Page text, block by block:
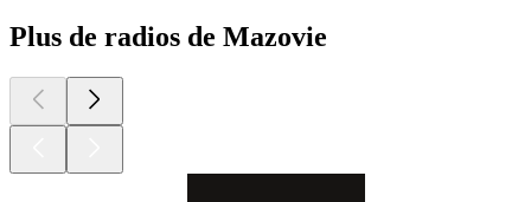
Plus de radios de Mazovie